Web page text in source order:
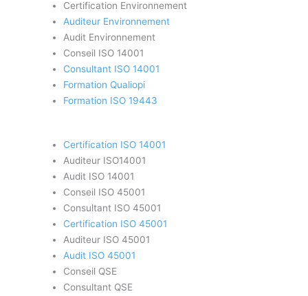
Certification Environnement
Auditeur Environnement
Audit Environnement
Conseil ISO 14001
Consultant ISO 14001
Formation Qualiopi
Formation ISO 19443
Certification ISO 14001
Auditeur ISO14001
Audit ISO 14001
Conseil ISO 45001
Consultant ISO 45001
Certification ISO 45001
Auditeur ISO 45001
Audit ISO 45001
Conseil QSE
Consultant QSE